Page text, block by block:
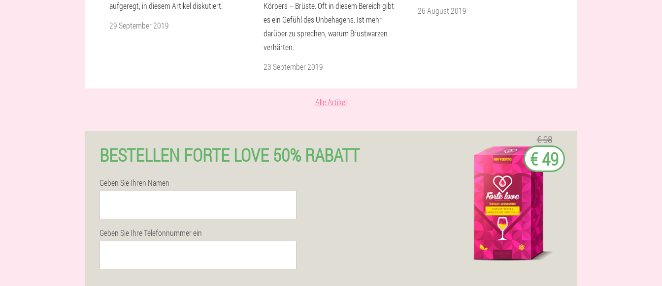
aufgeregt, in diesem Artikel diskutiert.
29 September 2019
Körpers – Brüste. Oft in diesem Bereich gibt
es ein Gefühl des Unbehagens. Ist mehr
darüber zu sprechen, warum Brustwarzen
verhärten.
23 September 2019
26 August 2019
Alle Artikel
BESTELLEN FORTE LOVE 50% RABATT
Geben Sie Ihren Namen
Geben Sie Ihre Telefonnummer ein
€ 98
€ 49